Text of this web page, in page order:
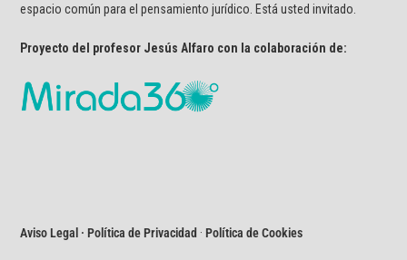
espacio común para el pensamiento jurídico. Está usted invitado.
Proyecto del profesor Jesús Alfaro con la colaboración de:
Aviso Legal · Política de Privacidad ·Política de Cookies